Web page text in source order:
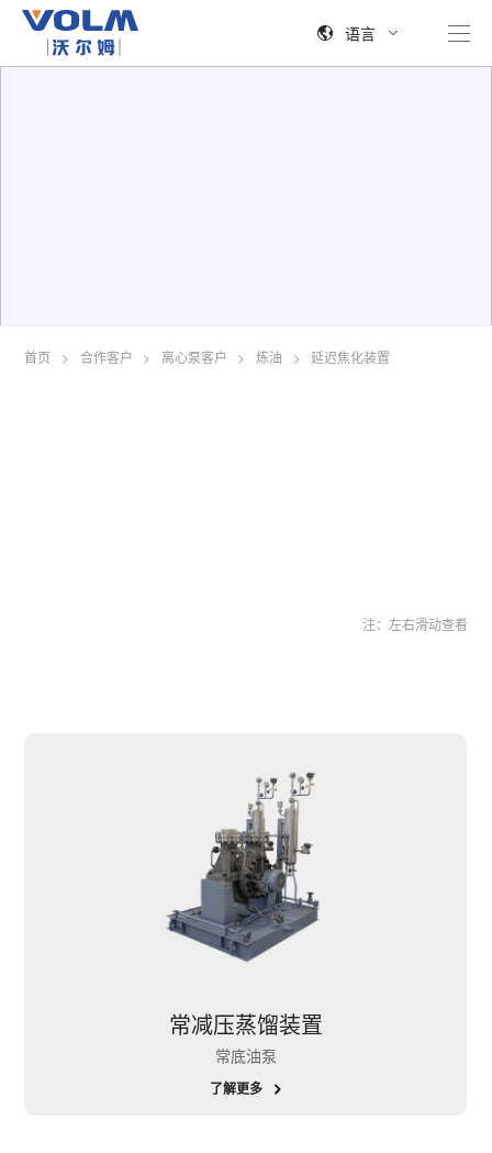
语言
首页 > 合作客户 > 离心泵客户 > 炼油 > 延迟焦化装置
常减压蒸馏装置
常底油泵
了解更多